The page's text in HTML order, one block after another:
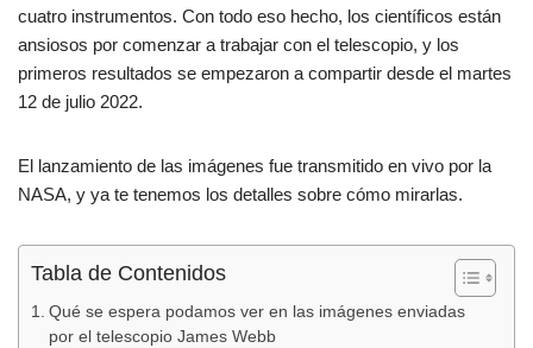
cuatro instrumentos. Con todo eso hecho, los científicos están
ansiosos por comenzar a trabajar con el telescopio, y los
primeros resultados se empezaron a compartir desde el martes
12 de julio 2022.
El lanzamiento de las imágenes fue transmitido en vivo por la
NASA, y ya te tenemos los detalles sobre cómo mirarlas.
Tabla de Contenidos
Qué se espera podamos ver en las imágenes enviadas
por el telescopio James Webb